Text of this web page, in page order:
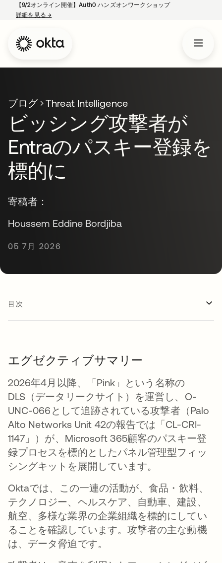
【9/2オンライン開催】Auth0 ハンズオンワークショップ
詳細を見る→
ブログ Threat Intelligence
ビッシング攻撃者が
Entraのパスキー登録を
標的に
寄稿者：
Houssem Eddine Bordjiba
05 7月 2026
目次
エグゼクティブサマリー
2026年4月以降、「Pink」という名称の
DLS（データリークサイト）を運営し、O-
UNC-066として追跡されている攻撃者（Palo
Alto Networks Unit 42の報告では「CL-CRI-
1147」）が、Microsoft 365顧客のパスキー登
録プロセスを標的としたパネル管理型フィッ
シングキットを展開しています。
Oktaでは、この一連の活動が、食品・飲料、
テクノロジー、ヘルスケア、自動車、建設、
航空、多様な業界の企業組織を標的にしてい
ることを確認しています。攻撃者の主な動機
は、データ脅迫です。